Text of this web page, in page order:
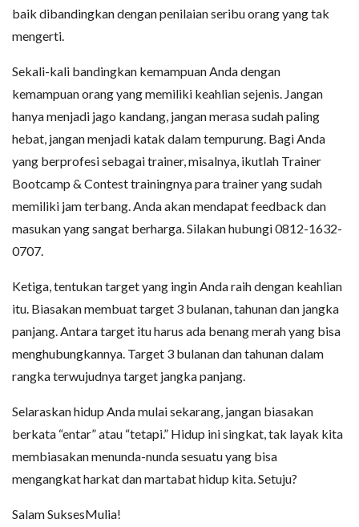
baik dibandingkan dengan penilaian seribu orang yang tak
mengerti.
Sekali-kali bandingkan kemampuan Anda dengan
kemampuan orang yang memiliki keahlian sejenis. Jangan
hanya menjadi jago kandang, jangan merasa sudah paling
hebat, jangan menjadi katak dalam tempurung. Bagi Anda
yang berprofesi sebagai trainer, misalnya, ikutlah Trainer
Bootcamp & Contest trainingnya para trainer yang sudah
memiliki jam terbang. Anda akan mendapat feedback dan
masukan yang sangat berharga. Silakan hubungi 0812-1632-
0707.
Ketiga, tentukan target yang ingin Anda raih dengan keahlian
itu. Biasakan membuat target 3 bulanan, tahunan dan jangka
panjang. Antara target itu harus ada benang merah yang bisa
menghubungkannya. Target 3 bulanan dan tahunan dalam
rangka terwujudnya target jangka panjang.
Selaraskan hidup Anda mulai sekarang, jangan biasakan
berkata “entar” atau “tetapi.” Hidup ini singkat, tak layak kita
membiasakan menunda-nunda sesuatu yang bisa
mengangkat harkat dan martabat hidup kita. Setuju?
Salam SuksesMulia!